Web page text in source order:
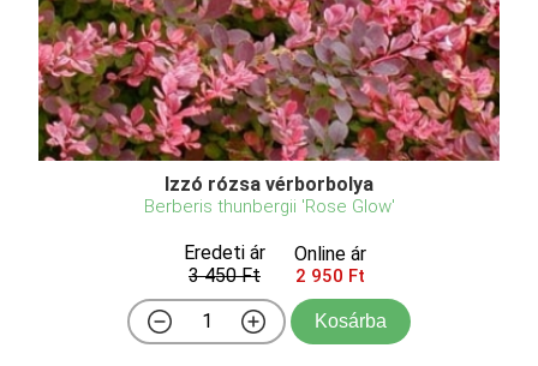
Izzó rózsa vérborbolya
Berberis thunbergii 'Rose Glow'
Eredeti ár
3 450 Ft
Online ár
2 950 Ft
Kosárba